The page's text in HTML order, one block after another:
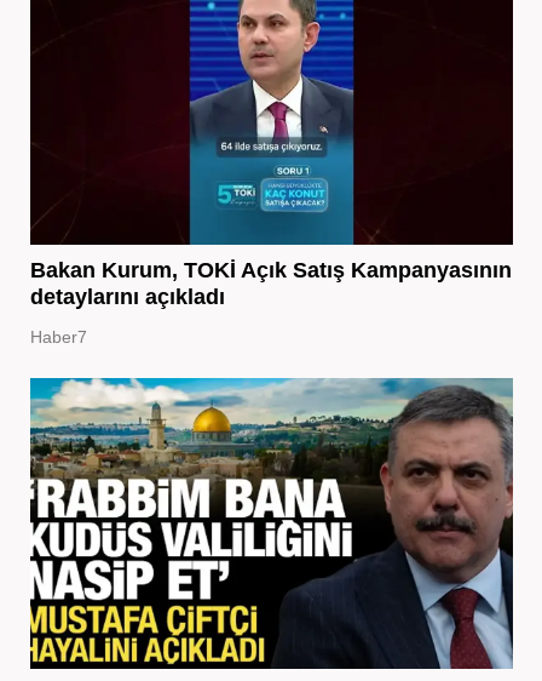
Bakan Kurum, TOKİ Açık Satış Kampanyasının
detaylarını açıkladı
Haber7